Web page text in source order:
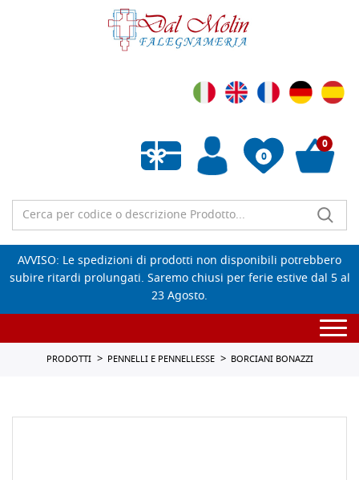
0
Wishlist vuota
0
AVVISO: Le spedizioni di prodotti non disponibili potrebbero
subire ritardi prolungati. Saremo chiusi per ferie estive dal 5 al
23 Agosto.
PRODOTTI PENNELLI E PENNELLESSE BORCIANI BONAZZI